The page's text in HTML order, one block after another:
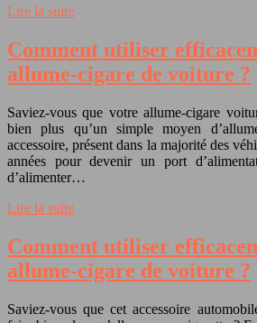
Lire la suite
Comment utiliser
allume-cigare de voiture ?
Saviez-vous que votre allume-cigare
bien plus qu’un simple moyen
accessoire, présent dans la majorité des
années pour devenir un port
d’alimenter…
Lire la suite
Comment utiliser
allume-cigare de voiture ?
Saviez-vous que cet accessoire